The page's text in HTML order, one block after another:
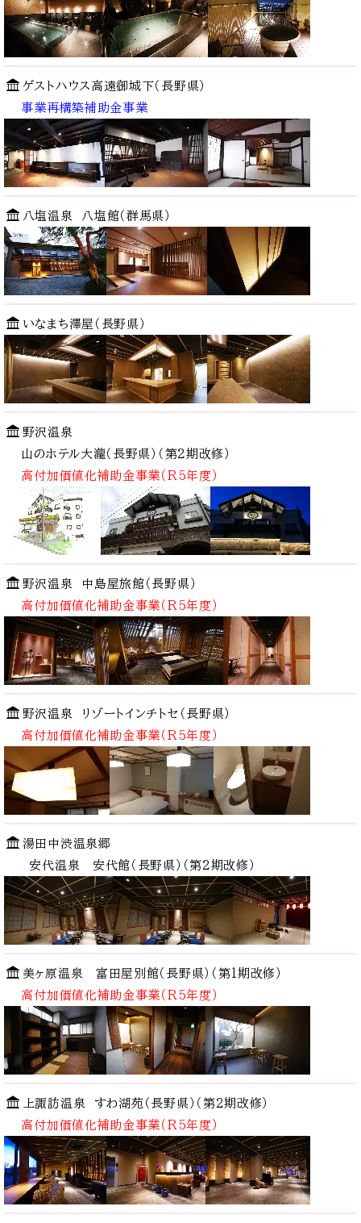
ゲストハウス高遠御城下（長野県）
事業再構築補助金事業
八塩温泉 八塩館（群馬県）
いなまち澤屋（長野県）
野沢温泉
山のホテル大瀧（長野県） （第2期改修）
高付加価値化補助金事業（R5年度）
野沢温泉
中島屋旅館（長野県）
高付加価値化補助金事業（R5年度）
野沢温泉
リゾートインチトセ（長野県）
高付加価値化補助金事業（R5年度）
湯田中渋温泉郷
安代温泉 安代館（長野県） （第2期改修）
美ヶ原温泉 富田屋別館（長野県） （第1期改修）
高付加価値化補助金事業（R5年度）
上諏訪温泉 すわ湖苑 （長野県） （第2期改修）
高付加価値化補助金事業（R5年度）